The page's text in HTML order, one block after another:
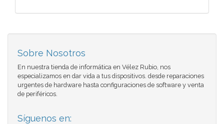
Sobre Nosotros
En nuestra tienda de informática en Vélez Rubio, nos
especializamos en dar vida a tus dispositivos. desde reparaciones
urgentes de hardware hasta configuraciones de software y venta
de periféricos.
Síguenos en: